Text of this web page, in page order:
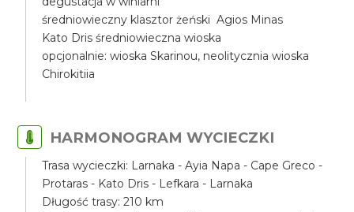
średniowieczny klasztor żeński Agios Minas
Kato Dris średniowieczna wioska
opcjonalnie: wioska Skarinou, neolitycznia wioska
Chirokitiia
HARMONOGRAM WYCIECZKI
Trasa wycieczki: Larnaka - Ayia Napa - Cape Greco -
Protaras - Kato Dris - Lefkara - Larnaka
Długość trasy: 210 km